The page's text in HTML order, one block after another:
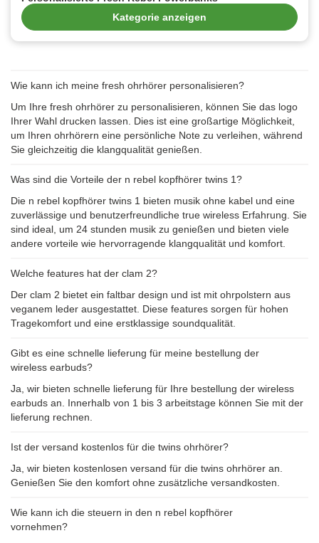
Kategorie anzeigen
Wie kann ich meine fresh ohrhörer personalisieren?
Um Ihre fresh ohrhörer zu personalisieren, können Sie das logo
Ihrer Wahl drucken lassen. Dies ist eine großartige Möglichkeit,
um Ihren ohrhörern eine persönliche Note zu verleihen, während
Sie gleichzeitig die klangqualität genießen.
Was sind die Vorteile der n rebel kopfhörer twins 1?
Die n rebel kopfhörer twins 1 bieten musik ohne kabel und eine
zuverlässige und benutzerfreundliche true wireless Erfahrung. Sie
sind ideal, um 24 stunden musik zu genießen und bieten viele
andere vorteile wie hervorragende klangqualität und komfort.
Welche features hat der clam 2?
Der clam 2 bietet ein faltbar design und ist mit ohrpolstern aus
veganem leder ausgestattet. Diese features sorgen für hohen
Tragekomfort und eine erstklassige soundqualität.
Gibt es eine schnelle lieferung für meine bestellung der
wireless earbuds?
Ja, wir bieten schnelle lieferung für Ihre bestellung der wireless
earbuds an. Innerhalb von 1 bis 3 arbeitstage können Sie mit der
lieferung rechnen.
Ist der versand kostenlos für die twins ohrhörer?
Ja, wir bieten kostenlosen versand für die twins ohrhörer an.
Genießen Sie den komfort ohne zusätzliche versandkosten.
Wie kann ich die steuern in den n rebel kopfhörer
vornehmen?